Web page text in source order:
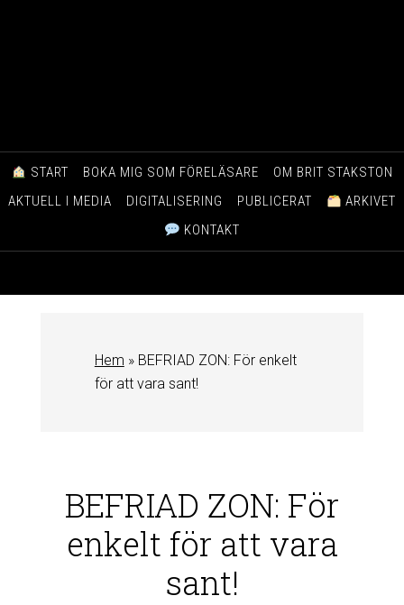
START BOKA MIG SOM FÖRELÄSARE
OM BRIT STAKSTON
AKTUELL I MEDIA
DIGITALISERING PUBLICERAT
ARKIVET
KONTAKT
Hem » BEFRIAD ZON: För enkelt
för att vara sant!
BEFRIAD ZON: För
enkelt för att vara
sant!